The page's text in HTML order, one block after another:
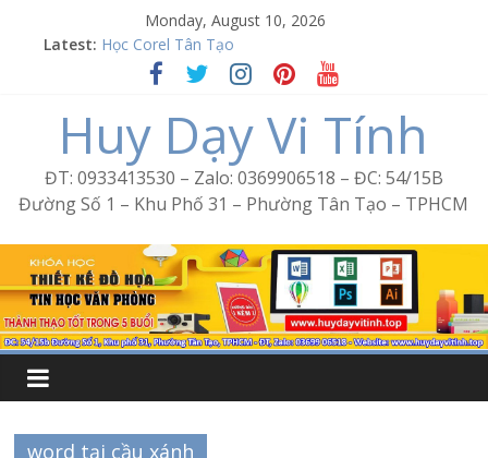
Monday, August 10, 2026
Latest: Học Corel Tân Tạo
Cách tạo USB Boot bằng Ventoy
Khóa học Photoshop tại Tân Tạo
Excel Bình Trị Đông – Vi tính văn phòng cấp tốc
Word Bình Trị Đông – Tin học văn phòng cấp tốc
Huy Dạy Vi Tính
ĐT: 0933413530 – Zalo: 0369906518 – ĐC: 54/15B
Đường Số 1 – Khu Phố 31 – Phường Tân Tạo – TPHCM
word tại cầu xánh